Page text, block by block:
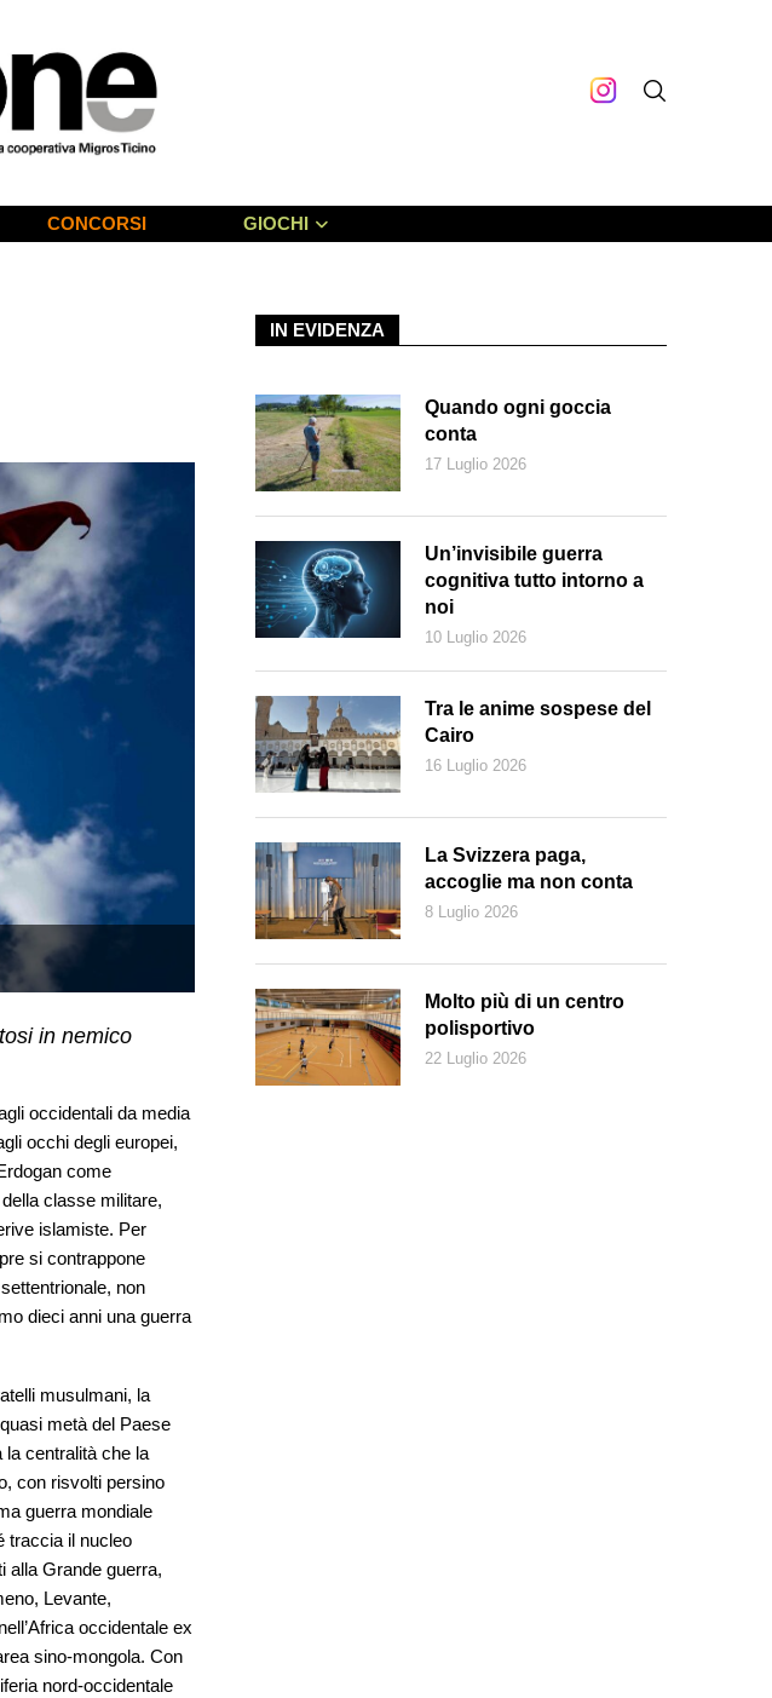
CONCORSI GIOCHI
(Keystone)
in nemico
occidentali da media
occhi degli europei,
come
classe militare,
islamiste. Per
si contrappone
non
dieci anni una guerra
musulmani, la
metà del Paese
la centralità che la
con risvolti persino
guerra mondiale
traccia il nucleo
alla Grande guerra,
Levante,
occidentale ex
sino-mongola. Con
nord-occidentale
IN EVIDENZA
Quando ogni goccia
conta
17 Luglio 2026
Un’invisibile guerra
cognitiva tutto intorno a
noi
10 Luglio 2026
Tra le anime sospese del
Cairo
16 Luglio 2026
La Svizzera paga,
accoglie ma non conta
8 Luglio 2026
Molto più di un centro
polisportivo
22 Luglio 2026